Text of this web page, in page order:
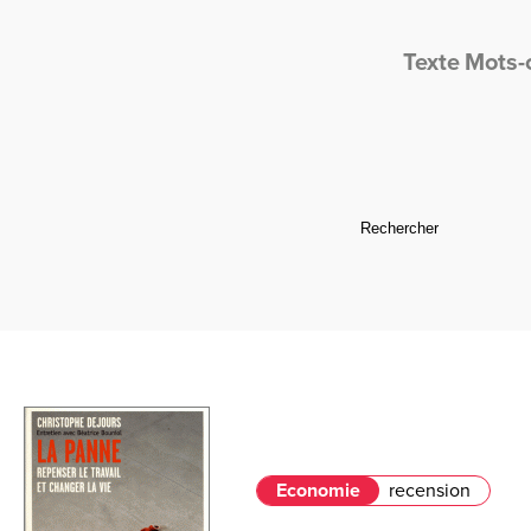
Texte Mots-
Economie recension